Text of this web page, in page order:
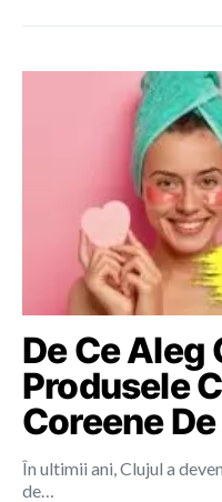
De Ce Aleg
Produsele
Coreene
În ultimii ani, Clujul a
de…